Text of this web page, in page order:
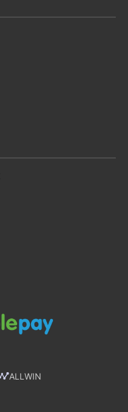
ALLWIN